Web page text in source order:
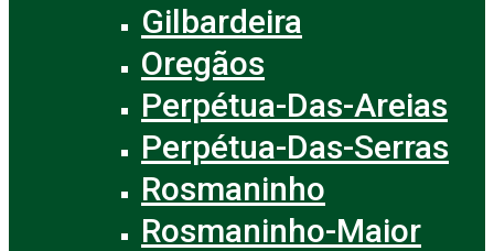
Gilbardeira
Oregãos
Perpétua-Das-Areias
Perpétua-Das-Serras
Rosmaninho
Rosmaninho-Maior